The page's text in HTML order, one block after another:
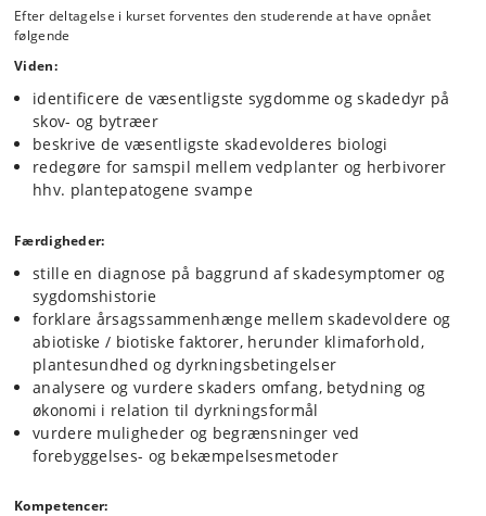
Skaders omfang, betydning og økonomi i relation til
dyrkningsformål, herunder træartsvalg, pleje og
driftsmetoder
Æstetiske, biologiske og sikkerhedsmæssige aspekter ved
forvaltning af træer på rekreative arealer
Efter deltagelse i kurset forventes den studerende at have opnået
følgende
Viden:
identificere de væsentligste sygdomme og skadedyr på
skov- og bytræer
beskrive de væsentligste skadevolderes biologi
redegøre for samspil mellem vedplanter og herbivorer
hhv. plantepatogene svampe
Færdigheder:
stille en diagnose på baggrund af skadesymptomer og
sygdomshistorie
forklare årsagssammenhænge mellem skadevoldere og
abiotiske / biotiske faktorer, herunder klimaforhold,
plantesundhed og dyrkningsbetingelser
analysere og vurdere skaders omfang, betydning og
økonomi i relation til dyrkningsformål
vurdere muligheder og begrænsninger ved
forebyggelses- og bekæmpelsesmetoder
Kompetencer: